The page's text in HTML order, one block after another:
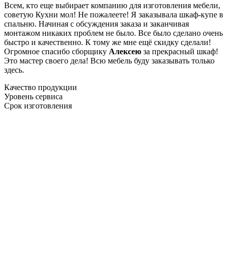
Всем, кто еще выбирает компанию для изготовления мебели,
советую Кухни мол! Не пожалеете! Я заказывала шкаф-купе в
спальню. Начиная с обсуждения заказа и заканчивая
монтажом никаких проблем не было. Все было сделано очень
быстро и качественно. К тому же мне ещё скидку сделали!
Огромное спасибо сборщику Алексею за прекрасный шкаф!
Это мастер своего дела! Всю мебель буду заказывать только
здесь.
Качество продукции
Уровень сервиса
Срок изготовления